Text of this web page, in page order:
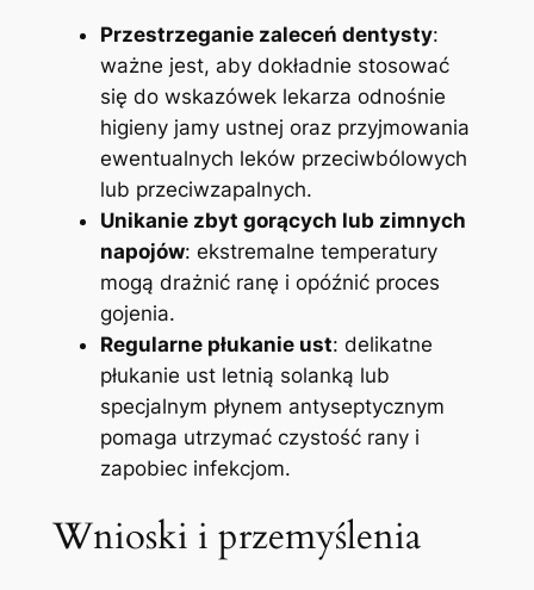
Przestrzeganie zaleceń dentysty:
ważne jest, aby dokładnie stosować
się do wskazówek lekarza odnośnie
higieny jamy ustnej oraz przyjmowania
ewentualnych leków przeciwbólowych‌
lub przeciwzapalnych.
Unikanie zbyt gorących lub⁣ zimnych
napojów: ekstremalne temperatury
mogą drażnić ranę i⁢ opóźnić proces
gojenia.
Regularne płukanie ‌ust: delikatne
płukanie ust letnią solanką lub
specjalnym płynem antyseptycznym
pomaga utrzymać czystość rany ⁢i
zapobiec infekcjom.
Wnioski i przemyślenia